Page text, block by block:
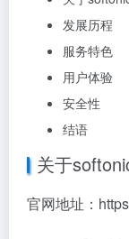
发展历程
服务特色
用户体验
安全性
结语
关于
官网地址：